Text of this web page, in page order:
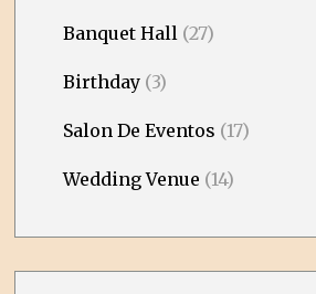
Banquet Hall(27)
Birthday(3)
Salon De Eventos (17)
Wedding Venue (14)